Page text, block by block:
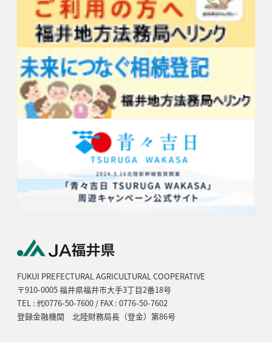
FUKUI PREFECTURAL AGRICULTURAL COOPERATIVE
〒910-0005 福井県福井市大手3丁目2番18号
TEL : ㈹0776-50-7600 / FAX : 0776-50-7602
登録金融機関 北陸財務局長（登金）第86号